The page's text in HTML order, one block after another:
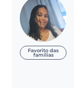
Favorito das
famílias